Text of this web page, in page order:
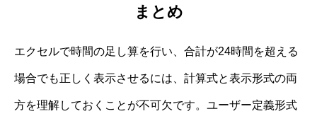
まとめ
エクセルで時間の足し算を行い、合計が24時間を超える
場合でも正しく表示させるには、計算式と表示形式の両
方を理解しておくことが不可欠です。ユーザー定義形式